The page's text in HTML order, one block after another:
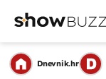
Dnevnik.hr